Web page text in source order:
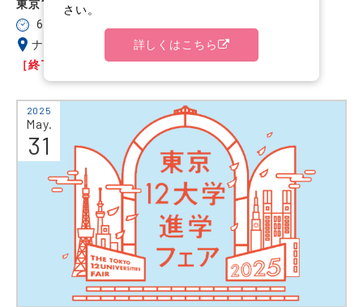
東京12大学進学フェア2025【名古屋会場】
6/14(土)10:00～17:00
ナディアパークデザインセンタービル
［終了しました］
2025
May.
31
さい。
詳しくはこちら